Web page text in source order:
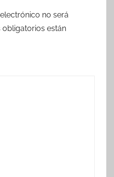
no será
obligatorios están